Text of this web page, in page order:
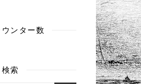
ンター数
検索